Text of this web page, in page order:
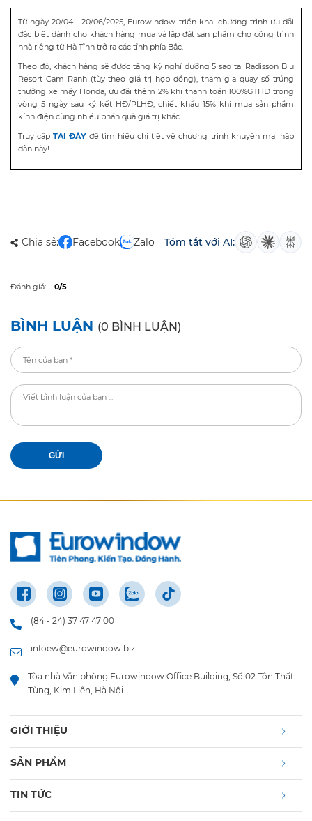
Từ ngày 20/04 - 20/06/2025, Eurowindow triển khai chương trình ưu đãi
đặc biệt dành cho khách hàng mua và lắp đặt sản phẩm cho công trình
nhà riêng từ Hà Tĩnh trở ra các tỉnh phía Bắc.
Theo đó, khách hàng sẽ được tặng kỳ nghỉ dưỡng 5 sao tại Radisson Blu
Resort Cam Ranh (tùy theo giá trị hợp đồng), tham gia quay số trúng
thưởng xe máy Honda, ưu đãi thêm 2% khi thanh toán 100%GTHĐ trong
vòng 5 ngày sau ký kết HĐ/PLHĐ, chiết khấu 15% khi mua sản phẩm
kính điện cùng nhiều phần quà giá trị khác.
Truy cậpTẠI ĐÂYđể tìm hiểu chi tiết về chương trình khuyến mại hấp
dẫn này!
Chia sẻ: Facebook Zalo Tóm tắt với AI:
Đánh giá: 0/5
BÌNH LUẬN (0 BÌNH LUẬN)
GỬI
(84 - 24) 37 47 47 00
infoew@eurowindow.biz
Tòa nhà Văn phòng Eurowindow Office Building, Số 02 Tôn Thất
Tùng, Kim Liên, Hà Nội
GIỚI THIỆU
SẢN PHẨM
TIN TỨC